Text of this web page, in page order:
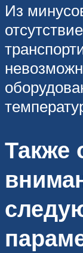
Из
Также